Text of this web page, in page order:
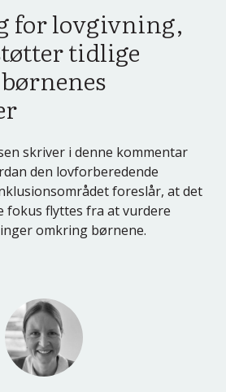
for lovgivning,
tidlige
skriver i denne kommentar
den lovforberedende
foreslår, at det
fokus flyttes fra at vurdere
omkring børnene.